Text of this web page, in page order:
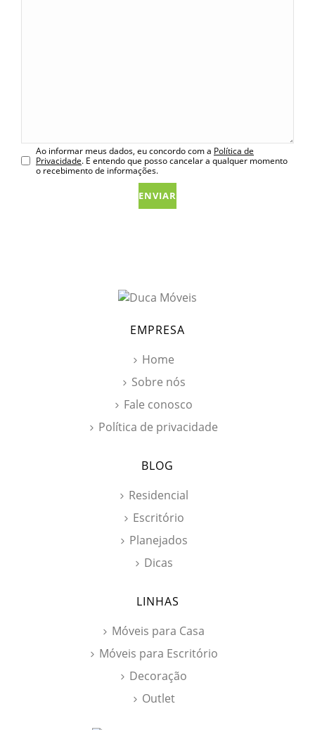
Ao informar meus dados, eu concordo com a Política de
Privacidade. E entendo que posso cancelar a qualquer momento
o recebimento de informações.
EMPRESA
Home
Sobre nós
Fale conosco
Política de privacidade
BLOG
Residencial
Escritório
Planejados
Dicas
LINHAS
Móveis para Casa
Móveis para Escritório
Decoração
Outlet
Chat WhatsApp
Por favor, preencha os campos abaixo para
conversar e teremos todo o prazer em